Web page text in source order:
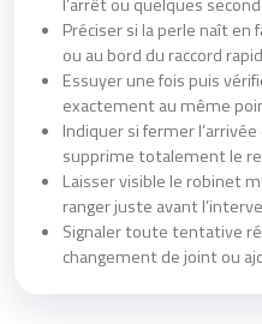
Préciser si la perle naît en
ou au bord du raccord
Essuyer une fois puis
exactement au même
Indiquer si fermer
supprime totalement le
Laisser visible le robinet
ranger juste avant
Signaler toute tentative
changement de joint ou